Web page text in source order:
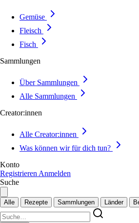
Gemüse
Fleisch
Fisch
Sammlungen
Über Sammlungen
Alle Sammlungen
Creator:innen
Alle Creator:innen
Was können wir für dich tun?
Konto
Registrieren Anmelden
Suche
Alle Rezepte Sammlungen Länder